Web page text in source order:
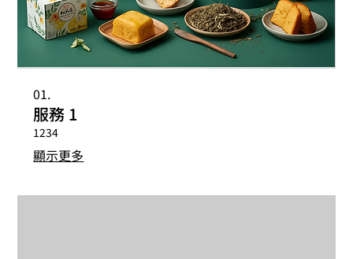
01.
服務 1
1234
顯示更多